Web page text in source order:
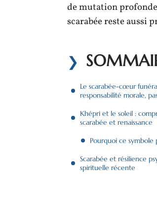
de mutation
scarabée reste aussi
Le scarabée-cœur
responsabilité morale,
Khépri et le soleil :
scarabée et renaissance
Pourquoi ce symbole
Scarabée et résilience
spirituelle récente